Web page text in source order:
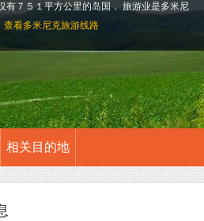
有７５１平方公里的岛国． 旅游业是多米尼
查看多米尼克旅游线路
相关目的地